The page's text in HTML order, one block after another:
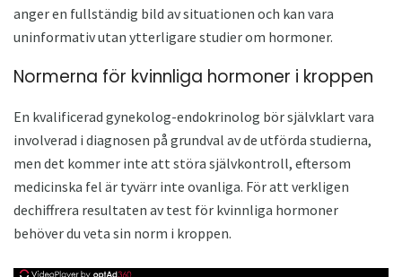
anger en fullständig bild av situationen och kan vara
uninformativ utan ytterligare studier om hormoner.
Normerna för kvinnliga hormoner i kroppen
En kvalificerad gynekolog-endokrinolog bör självklart vara
involverad i diagnosen på grundval av de utförda studierna,
men det kommer inte att störa självkontroll, eftersom
medicinska fel är tyvärr inte ovanliga. För att verkligen
dechiffrera resultaten av test för kvinnliga hormoner
behöver du veta sin norm i kroppen.